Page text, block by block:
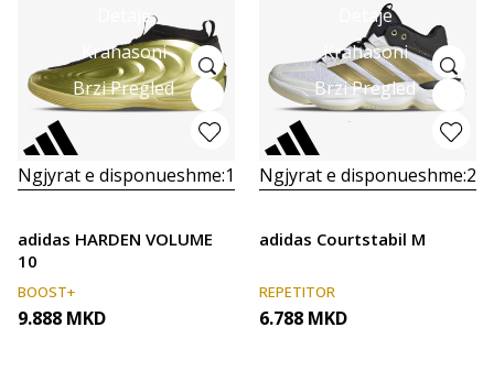
Detaje
Krahasoni
Brzi Pregled
Ngjyrat e disponueshme:1
adidas HARDEN VOLUME
10
BOOST+
9.888 MKD
Detaje
Krahasoni
Brzi Pregled
Ngjyrat e disponueshme:2
adidas Courtstabil M
REPETITOR
6.788 MKD